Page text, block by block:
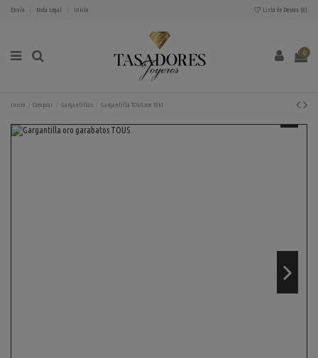
Envío Nota Legal Inicio Lista de Deseos (0)
0
Inicio Comprar Gargantillas Gargantilla TOUS oro 18kt